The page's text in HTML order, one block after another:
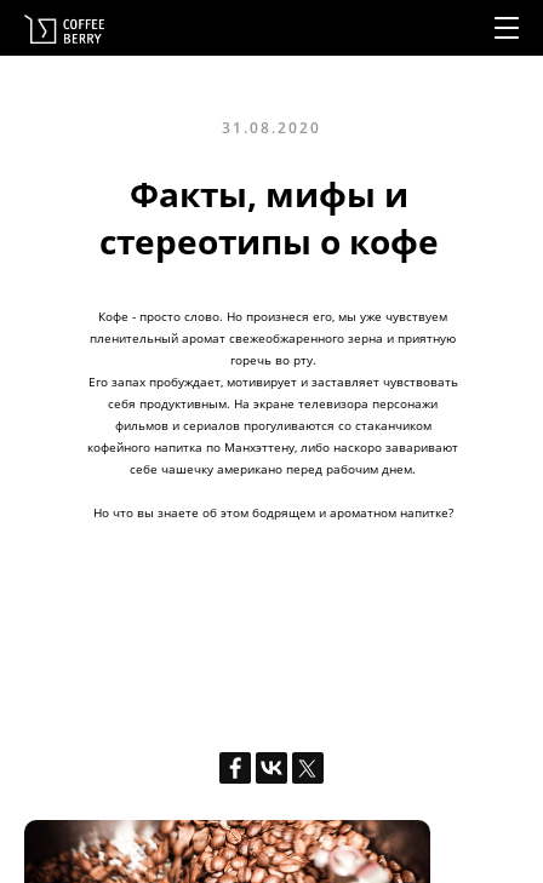
Факты, мифы и
стереотипы о кофе
Кофе - просто слово. Но произнеся его, мы уже чувствуем
пленительный аромат свежеобжаренного зерна и приятную
горечь во рту.
Его запах пробуждает, мотивирует и заставляет чувствовать
себя продуктивным. На экране телевизора персонажи
фильмов и сериалов прогуливаются со стаканчиком
кофейного напитка по Манхэттену, либо наскоро заваривают
себе чашечку американо перед рабочим днем.
Но что вы знаете об этом бодрящем и ароматном напитке?
31.08.2020